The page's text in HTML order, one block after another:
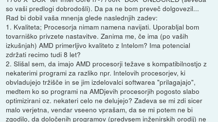
so vaši predlogi dobrodošli). Da pa ne bom preveč dolgovezil...
Rad bi dobil vaša mnenja glede naslednjih zadev:
1. Kvaliteta; Procesorja nimam namena navijati. Uporabljal bom
tovarniško privzete nastavitve. Zanima me, če ima (po vaših
izkušnjah) AMD primerljivo kvaliteto z Intelom? Ima potencial
zdržati recimo tudi 8 let?
2. Slišal sem, da imajo AMD procesorji težave s kompatibilnostjo z
nekaterimi programi za razliko npr. Intelovih procesorjev, ki
obvladujejo tržišče in se jim izdelovalci softwarea "prilagajajo",
medtem ko so programi na AMDjevih procesorjih pogosto slabo
optimizirani oz. nekateri celo ne delujejo? Zadeva se mi zdi sicer
malo verjetna, vendar vseeno vprašam, da se mi potem ne bi
zgodilo, da določenih programov (predvsem inženirskih orodij) ne